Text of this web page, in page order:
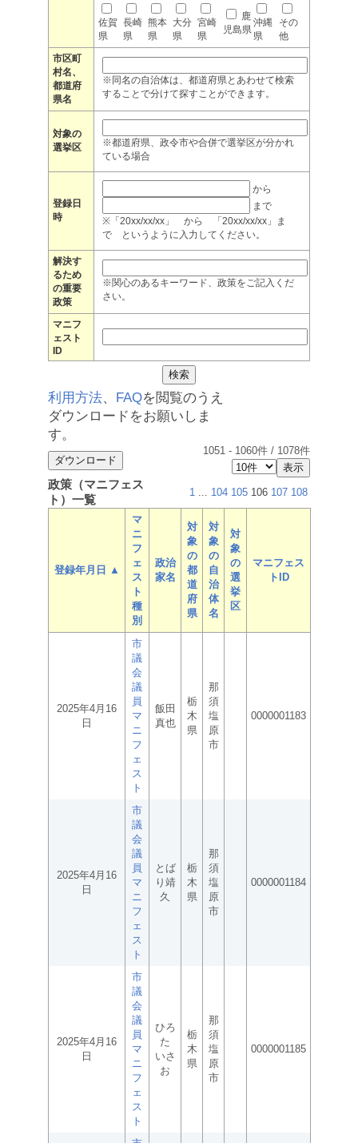
佐賀
県
長崎
県
熊本
県
大分
県
宮崎
県
鹿
児島県
沖縄
県
その
他
市区町
村名、
都道府
県名
※同名の自治体は、都道府県とあわせて検索
することで分けて探すことができます。
対象の
選挙区
※都道府県、政令市や合併で選挙区が分かれ
ている場合
登録日
時
から
まで
※「20xx/xx/xx」 から 「20xx/xx/xx」ま
で というように入力してください。
解決す
るため
の重要
政策
※関心のあるキーワード、政策をご記入くだ
さい。
マニフ
ェスト
ID
利用方法、 FAQを閲覧のうえ
ダウンロードをお願いしま
す。
1051 - 1060件 / 1078件
政策（マニフェス
ト）一覧
1 ... 104 105 106 107 108
登録年月日 ▲
マ
ニ
フ
ェ
ス
ト
種
別
政治
家名
対
象
の
都
道
府
県
対
象
の
自
治
体
名
対
象
の
選
挙
区
マニフェス
トID
2025年4月16
日
市
議
会
議
員
マ
ニ
フ
ェ
ス
ト
飯田
真也
栃
木
県
那
須
塩
原
市
0000001183
2025年4月16
日
市
議
会
議
員
マ
ニ
フ
ェ
ス
ト
とば
り靖
久
栃
木
県
那
須
塩
原
市
0000001184
2025年4月16
日
市
議
会
議
員
マ
ニ
フ
ェ
ス
ト
ひろ
た
いさ
お
栃
木
県
那
須
塩
原
市
0000001185